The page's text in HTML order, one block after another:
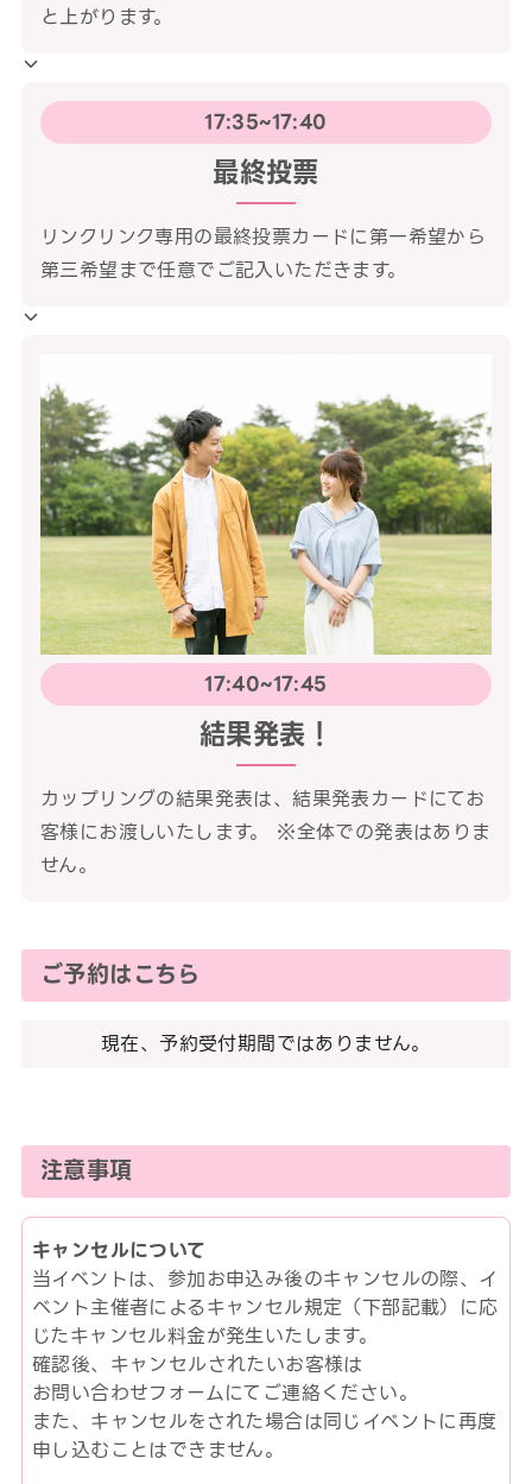
と上がります。
17:35~17:40
最終投票
リンクリンク専用の最終投票カードに第一希望から
第三希望まで任意でご記入いただきます。
17:40~17:45
結果発表！
カップリングの結果発表は、結果発表カードにてお
客様にお渡しいたします。 ※全体での発表はありま
せん。
ご予約はこちら
現在、予約受付期間ではありません。
注意事項
キャンセルについて
当イベントは、参加お申込み後のキャンセルの際、イ
ベント主催者によるキャンセル規定（下部記載）に応
じたキャンセル料金が発生いたします。
確認後、キャンセルされたいお客様は
お問い合わせフォームにてご連絡ください。
また、キャンセルをされた場合は同じイベントに再度
申し込むことはできません。